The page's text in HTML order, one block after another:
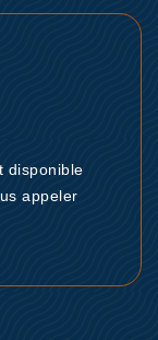
disponible
appeler